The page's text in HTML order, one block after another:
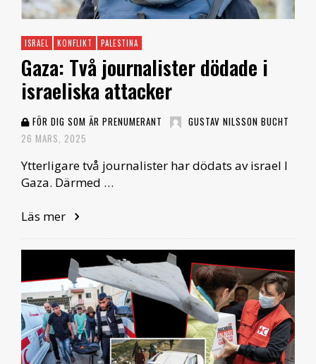
ISRAEL KONFLIKT PALESTINA
Gaza: Två journalister dödade i
israeliska attacker
FÖR DIG SOM ÄR PRENUMERANT
GUSTAV NILSSON BUCHT
26 MARS, 2025
Ytterligare två journalister har dödats av israel I
Gaza. Därmed …
Läs mer